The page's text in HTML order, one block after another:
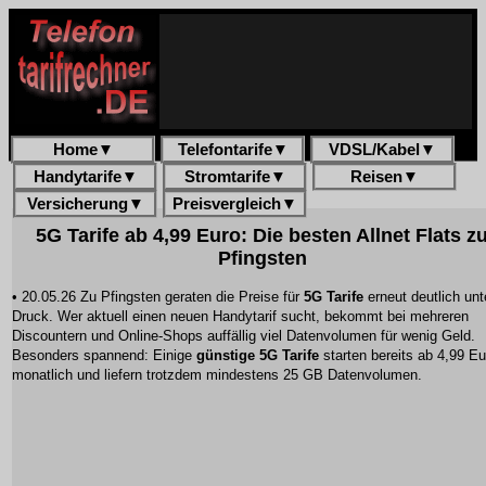
Home▼ Telefontarife▼ VDSL/Kabel ▼
Handytarife▼ Stromtarife▼ Reisen▼
Versicherung▼ Preisvergleich▼
5G Tarife ab 4,99 Euro: Die besten Allnet Flats
Pfingsten
• 20.05.26 Zu Pfingsten geraten die Preise für 5G Tarife erneut deutlich
Druck. Wer aktuell einen neuen Handytarif sucht, bekommt bei mehreren
Discountern und Online-Shops auffällig viel Datenvolumen für wenig Geld.
Besonders spannend: Einige günstige 5G Tarife starten bereits ab 4,99
monatlich und liefern trotzdem mindestens 25 GB Datenvolumen.